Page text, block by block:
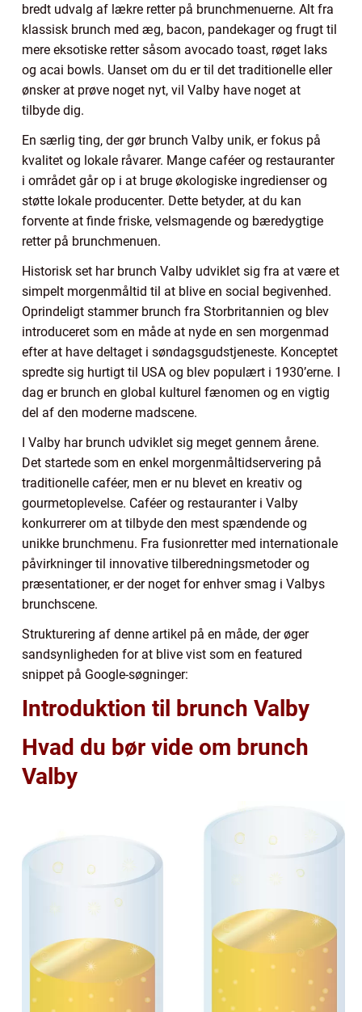
bredt udvalg af lækre retter på brunchmenuerne. Alt fra
klassisk brunch med æg, bacon, pandekager og frugt til
mere eksotiske retter såsom avocado toast, røget laks
og acai bowls. Uanset om du er til det traditionelle eller
ønsker at prøve noget nyt, vil Valby have noget at
tilbyde dig.
En særlig ting, der gør brunch Valby unik, er fokus på
kvalitet og lokale råvarer. Mange caféer og restauranter
i området går op i at bruge økologiske ingredienser og
støtte lokale producenter. Dette betyder, at du kan
forvente at finde friske, velsmagende og bæredygtige
retter på brunchmenuen.
Historisk set har brunch Valby udviklet sig fra at være et
simpelt morgenmåltid til at blive en social begivenhed.
Oprindeligt stammer brunch fra Storbritannien og blev
introduceret som en måde at nyde en sen morgenmad
efter at have deltaget i søndagsgudstjeneste. Konceptet
spredte sig hurtigt til USA og blev populært i 1930’erne. I
dag er brunch en global kulturel fænomen og en vigtig
del af den moderne madscene.
I Valby har brunch udviklet sig meget gennem årene.
Det startede som en enkel morgenmåltidservering på
traditionelle caféer, men er nu blevet en kreativ og
gourmetoplevelse. Caféer og restauranter i Valby
konkurrerer om at tilbyde den mest spændende og
unikke brunchmenu. Fra fusionretter med internationale
påvirkninger til innovative tilberedningsmetoder og
præsentationer, er der noget for enhver smag i Valbys
brunchscene.
Strukturering af denne artikel på en måde, der øger
sandsynligheden for at blive vist som en featured
snippet på Google-søgninger:
Introduktion til brunch Valby
Hvad du bør vide om brunch
Valby